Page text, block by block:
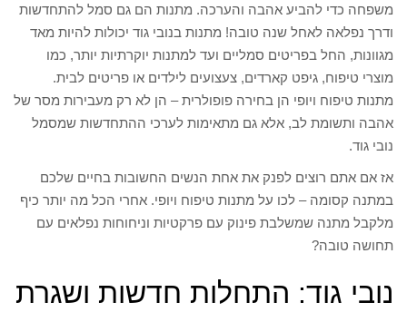
משפחה כדי להביע אהבה והערכה. מתנות הם גם סמל להתחדשות
ודרך נפלאה לאחל שנה טובה! מתנות בנובי גוד יכולות להיות מאד
מגוונות, החל בפריטים סמליים ועד למתנות יוקרתיות יותר, כמו
מוצרי טיפוח, גיפט קארדים, צעצועים לילדים או פריטים לבית.
מתנות טיפוח ויופי הן בחירה פופולרית – הן לא רק מעבירות מסר של
אהבה ותשומת לב, אלא גם מתאימות לערכי ההתחדשות שמסמל
נובי גוד.
אז אם אתם רוצים לפנק את אחת הנשים החשובות בחיים שלכם
במתנה קסומה – לכו על מתנות טיפוח ויופי. אחרי הכל מה יותר כיף
מלקבל מתנה שמשלבת פינוק עם פרקטיות וניחוחות נפלאים עם
תחושה טובה?
נובי גוד: התחלות חדשות ושגרת